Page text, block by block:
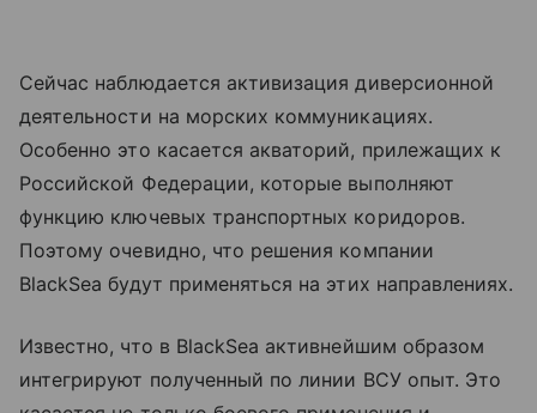
Сейчас наблюдается активизация диверсионной
деятельности на морских коммуникациях.
Особенно это касается акваторий, прилежащих к
Российской Федерации, которые выполняют
функцию ключевых транспортных коридоров.
Поэтому очевидно, что решения компании
BlackSea будут применяться на этих направлениях.
Известно, что в BlackSea активнейшим образом
интегрируют полученный по линии ВСУ опыт. Это